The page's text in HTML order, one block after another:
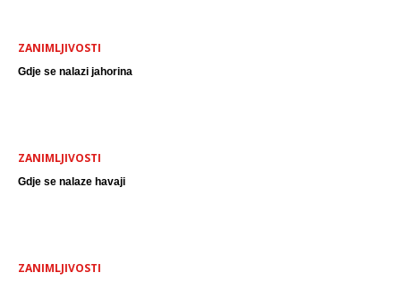
ZANIMLJIVOSTI
Gdje se nalazi jahorina
ZANIMLJIVOSTI
Gdje se nalaze havaji
ZANIMLJIVOSTI